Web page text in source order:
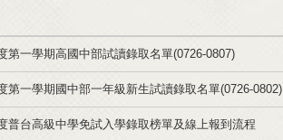
第一學期高國中部試讀錄取名單(0726-0807)
第一學期國中部一年級新生試讀錄取名單(0726-0802)
普台高級中學免試入學錄取榜單及線上報到流程